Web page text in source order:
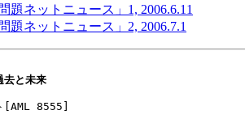
題ネットニュース」1, 2006.6.11
題ネットニュース」2, 2006.7.1
去と未来
[AML 8555]